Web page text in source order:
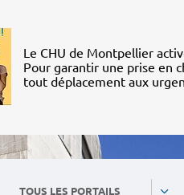
Le CHU de Montpellier
Pour garantir une prise en
tout déplacement aux
TOUS LES PORTAILS